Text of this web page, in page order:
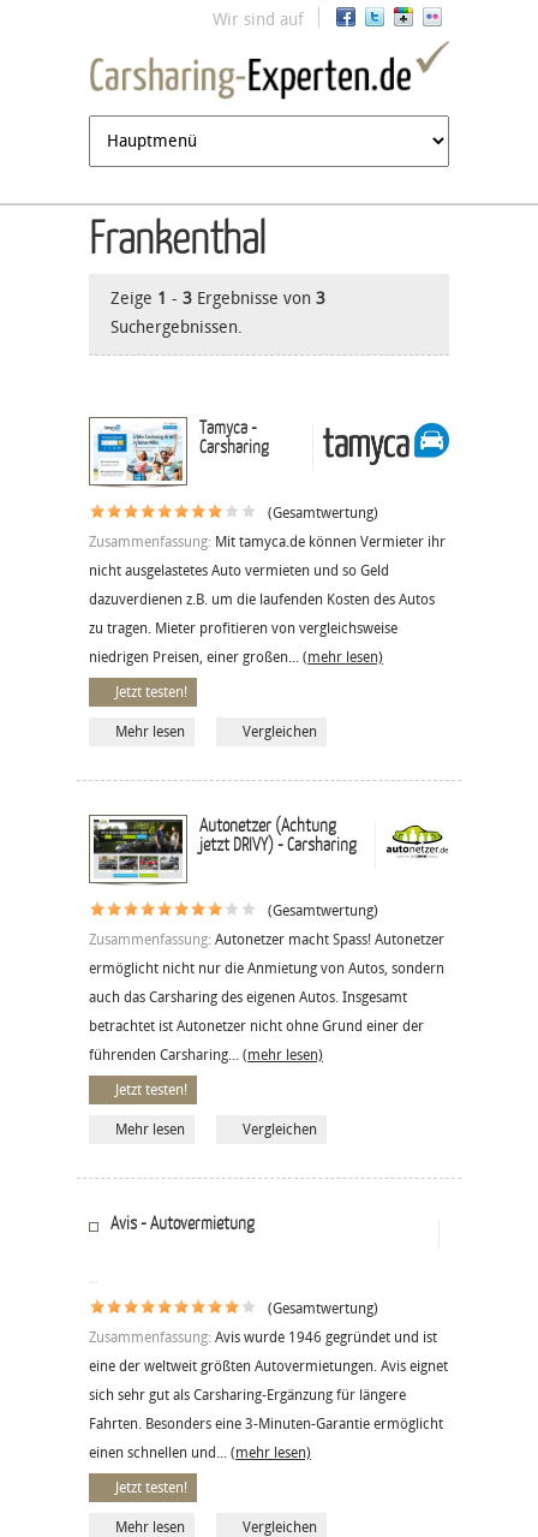
Jump to navigation
Wir sind auf
Frankenthal
Zeige 1 - 3 Ergebnisse von 3
Suchergebnissen.
Tamyca -
Carsharing
(Gesamtwertung)
Zusammenfassung: Mit tamyca.de können Vermieter ihr
nicht ausgelastetes Auto vermieten und so Geld
dazuverdienen z.B. um die laufenden Kosten des Autos
zu tragen. Mieter profitieren von vergleichsweise
niedrigen Preisen, einer großen... (mehr lesen)
Jetzt testen!
Mehr lesen Vergleichen
Autonetzer (Achtung
jetzt DRIVY) - Carsharing
(Gesamtwertung)
Zusammenfassung: Autonetzer macht Spass! Autonetzer
ermöglicht nicht nur die Anmietung von Autos, sondern
auch das Carsharing des eigenen Autos. Insgesamt
betrachtet ist Autonetzer nicht ohne Grund einer der
führenden Carsharing... (mehr lesen)
Jetzt testen!
Mehr lesen Vergleichen
Avis - Autovermietung
(Gesamtwertung)
Zusammenfassung: Avis wurde 1946 gegründet und ist
eine der weltweit größten Autovermietungen. Avis eignet
sich sehr gut als Carsharing-Ergänzung für längere
Fahrten. Besonders eine 3-Minuten-Garantie ermöglicht
einen schnellen und... (mehr lesen)
Jetzt testen!
Mehr lesen Vergleichen